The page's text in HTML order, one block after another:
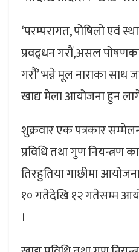
‘परम्परागत, पोषिलो एवं
प्रवद्र्धन गरौं,असल
गरौं’ भन्ने मूल नाराका साथ
खाद्य मेला आयोजना हुन
शुक्रवार एक पत्रकार
प्रविधि तथा गुण
तिरहुतिया गाछीमा
१० गतेदेखि १२ गतेसम्म
।